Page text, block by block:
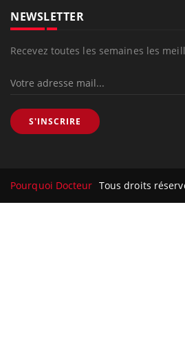
NEWSLETTER
Recevez toutes les semaines les
S'INSCRIRE
Pourquoi Docteur Tous droits